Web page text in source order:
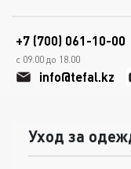
+7 (700) 061-10-00
с 09.00 до 18.00
info@tefal.kz
Уход за